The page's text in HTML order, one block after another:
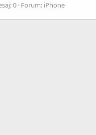
0 Forum: iPhone